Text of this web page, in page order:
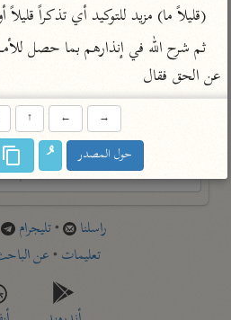
اشترك لتصلك أخبار مشاريعنا
راسلنا •تليجرام
تعليمات •عن
(قليلاً ما) مزيد للتوكيد أي تذكراً قليلاً
عن الحق فقال
→
←
↑
حول المصدر